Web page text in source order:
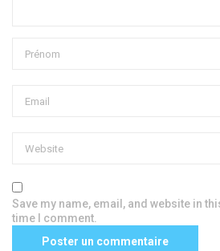
Save my name, email, and website in
time I comment.